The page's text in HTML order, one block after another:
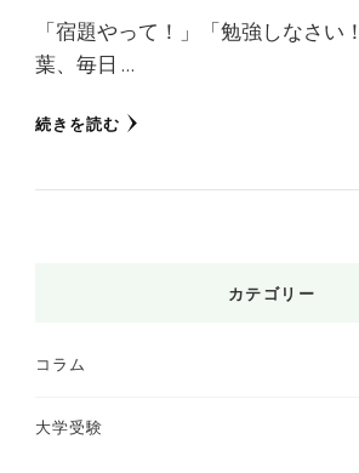
「宿題やって！」「勉強しなさい
葉、毎日 …
続きを読む
カテゴリー
コラム
大学受験